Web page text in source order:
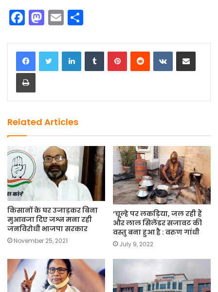
F
a
c
e
b
o
k
M
a
st
o
o
E
m
ai ar
LinkedInTumblrPinterestReddit VKontakteShare via Email
Print
Related Articles
किसानों के घर उजाड़कर बिना
मुआवजा दिए जश्न मना रही
जनविरोधी भाजपा सरकार
November 25, 2021
‘चूल्हे पर लकड़िया, जल रही हैं
और लाल सिलेंडर सजावट की
वस्तु बना हुआ है : वरुण गांधी
July 9, 2022